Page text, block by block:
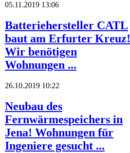
05.11.2019 13:06
Batteriehersteller CATL
baut am Erfurter Kreuz!
Wir benötigen
Wohnungen ...
26.10.2019 10:22
Neubau des
Fernwärmespeichers in
Jena! Wohnungen für
Ingeniere gesucht ...